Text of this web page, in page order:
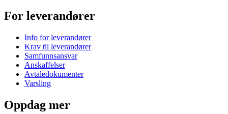
For leverandører
Info for leverandører
Krav til leverandører
Samfunnsansvar
Anskaffelser
Avtaledokumenter
Varsling
Oppdag mer